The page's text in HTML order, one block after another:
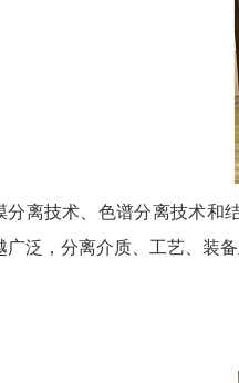
分离技术、色谱分离技术和
广泛，分离介质、工艺、装